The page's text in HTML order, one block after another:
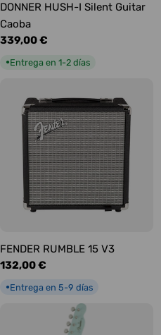
DONNER HUSH-I Silent Guitar
Caoba
Precio
339,00 €
●Entrega en 1-2 días
FENDER RUMBLE 15 V3
Precio
132,00 €
●Entrega en 5-9 días